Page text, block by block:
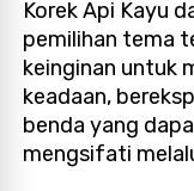
Korek Api Kayu
pemilihan tema
keinginan untuk
keadaan,
benda yang
mengsifati